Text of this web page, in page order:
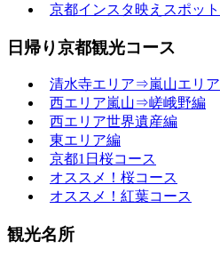
京都インスタ映えスポット
日帰り京都観光コース
清水寺エリア⇒嵐山エリア
西エリア嵐山⇒嵯峨野編
西エリア世界遺産編
東エリア編
京都1日桜コース
オススメ！桜コース
オススメ！紅葉コース
観光名所